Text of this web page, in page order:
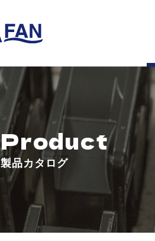
Product
製品カタログ